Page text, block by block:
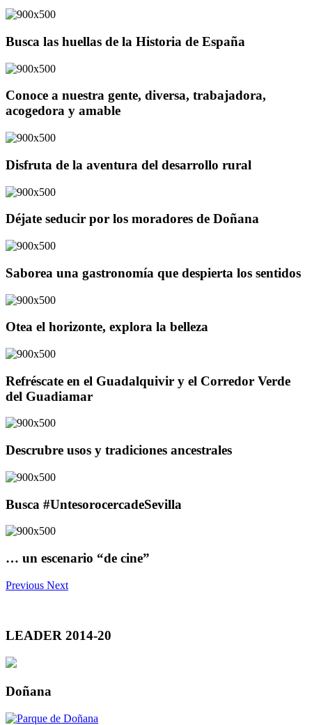
Busca las huellas de la Historia de España
Conoce a nuestra gente, diversa, trabajadora,
acogedora y amable
Disfruta de la aventura del desarrollo rural
Déjate seducir por los moradores de Doñana
Saborea una gastronomía que despierta los sentidos
Otea el horizonte, explora la belleza
Refréscate en el Guadalquivir y el Corredor Verde
del Guadiamar
Descrubre usos y tradiciones ancestrales
Busca #UntesorocercadeSevilla
… un escenario “de cine”
Previous Next
LEADER 2014-20
Doñana